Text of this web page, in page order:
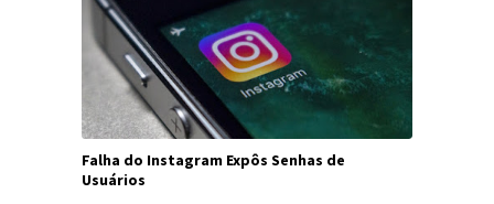
Falha do Instagram Expôs Senhas de
Usuários